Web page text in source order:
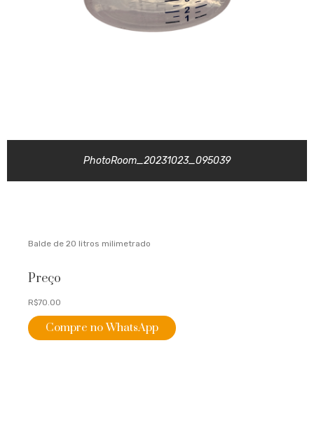
PhotoRoom_20231023_095039
Balde de 20 litros milimetrado
Preço
R$70.00
Compre no WhatsApp